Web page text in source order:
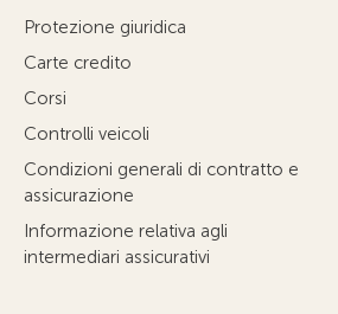
Protezione giuridica
Carte credito
Corsi
Controlli veicoli
Condizioni generali di contratto e
assicurazione
Informazione relativa agli
intermediari assicurativi